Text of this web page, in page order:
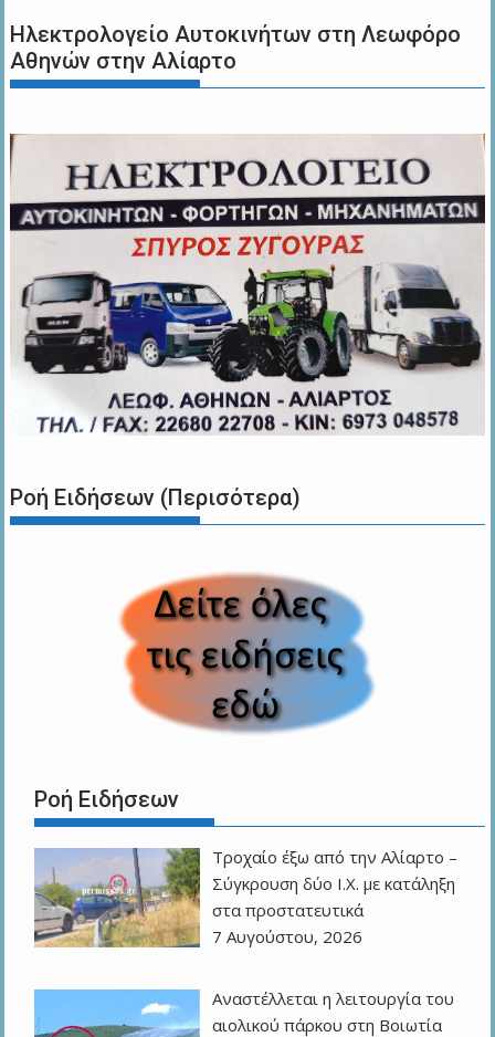
Ηλεκτρολογείο Αυτοκινήτων στη Λεωφόρο
Αθηνών στην Αλίαρτο
Ροή Ειδήσεων (Περισότερα)
Ροή Ειδήσεων
Τροχαίο έξω από την Αλίαρτο –
Σύγκρουση δύο Ι.Χ. με κατάληξη
στα προστατευτικά
7 Αυγούστου, 2026
Αναστέλλεται η λειτουργία του
αιολικού πάρκου στη Βοιωτία